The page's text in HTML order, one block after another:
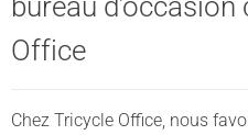
Office
Chez Tricycle Office, nous